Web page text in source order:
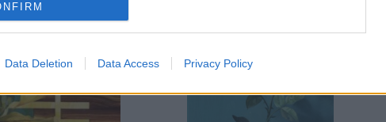
Data Deletion Data Access Privacy Policy